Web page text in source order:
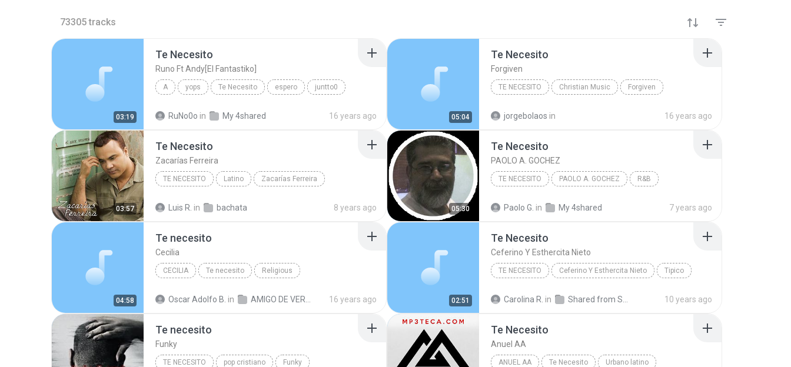
73305 tracks
03:19
Te Necesito
Runo Ft Andy[El Fantastiko]
A yops Te Necesito espero juntto0
Runo Ft Andy[El Fantastiko]
RuNo0o in My 4shared 16 years ago 05:04
Te Necesito
Forgiven
TE NECESITO Christian Music Forgiven
jorgebolaos in 16 years ago
03:57
Te Necesito
Zacarías Ferreira
TE NECESITO Latino Zacarías Ferreira
Luis R. in bachata 8 years ago 05:30
Te Necesito
PAOLO A. GOCHEZ
TE NECESITO PAOLO A. GOCHEZ R&B
Paolo G. in My 4shared 7 years ago
04:58
Te necesito
Cecilia
CECILIA Te necesito Religious
Oscar Adolfo B. in AMIGO DE VERDAD 16 years ago 02:51
Te Necesito
Ceferino Y Esthercita Nieto
TE NECESITO Ceferino Y Esthercita Nieto Tipico
Carolina R. in Shared from SM-J111M 10 years ago
Te necesito
Funky
TE NECESITO pop cristiano Funky
Te Necesito
Anuel AA
ANUEL AA Te Necesito Urbano latino